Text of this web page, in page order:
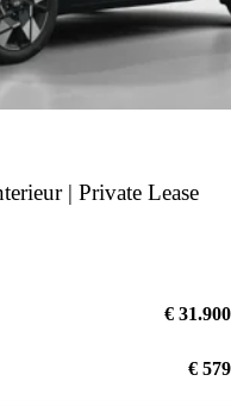
| Private Lease
€ 31.900
€ 579